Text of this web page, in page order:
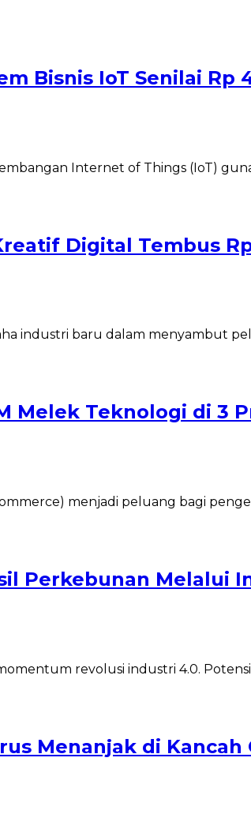
Bisnis IoT Senilai Rp
Internet of Things (IoT)
Digital Tembus
industri baru dalam menyambut
Melek Teknologi di 3
menjadi peluang bagi
Perkebunan Melalui
revolusi industri 4.0.
Menanjak di Kancah